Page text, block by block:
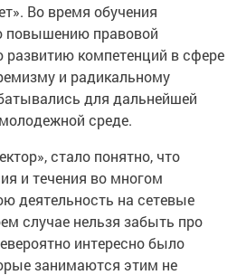
Во время обучения
повышению правовой
развитию компетенций в сфере
и радикальному
для дальнейшей
среде.
стало понятно, что
и течения во многом
деятельность на сетевые
случае нельзя забыть про
интересно было
занимаются этим не